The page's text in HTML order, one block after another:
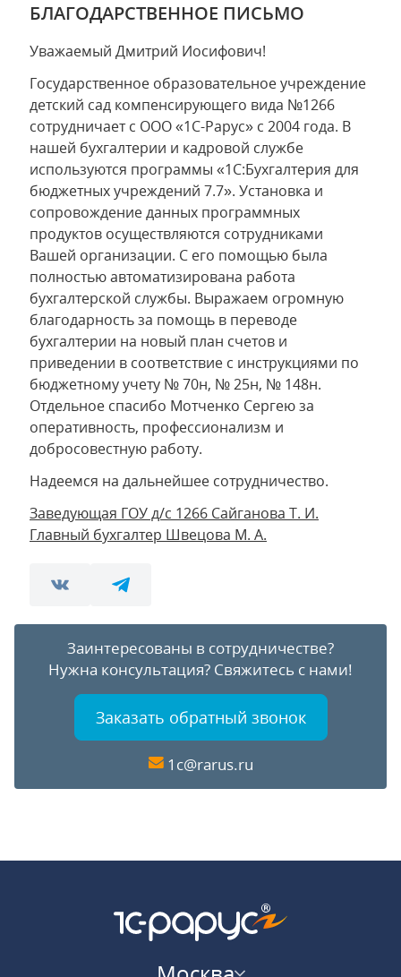
БЛАГОДАРСТВЕННОЕ ПИСЬМО
Уважаемый Дмитрий Иосифович!
Государственное образовательное учреждение
детский сад компенсирующего вида №1266
сотрудничает с ООО «1С-Рарус» с 2004 года. В
нашей бухгалтерии и кадровой службе
используются программы «1С:Бухгалтерия для
бюджетных учреждений 7.7». Установка и
сопровождение данных программных
продуктов осуществляются сотрудниками
Вашей организации. С его помощью была
полностью автоматизирована работа
бухгалтерской службы. Выражаем огромную
благодарность за помощь в переводе
бухгалтерии на новый план счетов и
приведении в соответствие с инструкциями по
бюджетному учету № 70н, № 25н, № 148н.
Отдельное спасибо Мотченко Сергею за
оперативность, профессионализм и
добросовестную работу.
Надеемся на дальнейшее сотрудничество.
Заведующая ГОУ д/с 1266 Сайганова Т. И.
Главный бухгалтер Швецова М. А.
Заинтересованы в сотрудничестве?
Нужна консультация? Свяжитесь с нами!
Заказать обратный звонок
1c@rarus.ru